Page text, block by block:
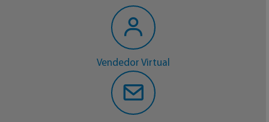
Vendedor Virtual